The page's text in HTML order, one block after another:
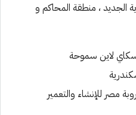
الجديد ، منطقة المحاكم و
سكاي لاين سموحة
مصر للإنشاء والتعمير